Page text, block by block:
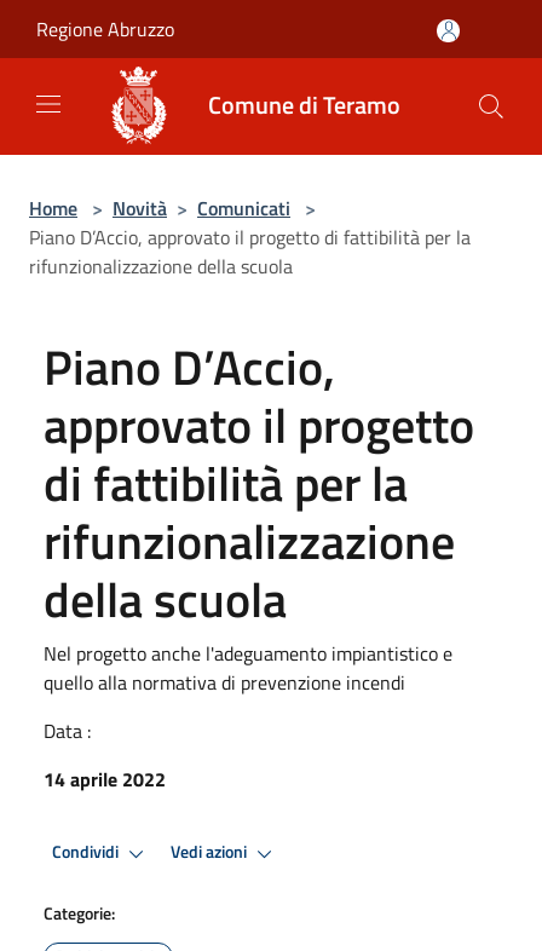
Regione Abruzzo
Comune di Teramo
Home > Novità > Comunicati >
Piano D’Accio, approvato il progetto di fattibilità per la
rifunzionalizzazione della scuola
Piano D’Accio,
approvato il progetto
di fattibilità per la
rifunzionalizzazione
della scuola
Nel progetto anche l'adeguamento impiantistico e
quello alla normativa di prevenzione incendi
Data :
14 aprile 2022
Condividi Vedi azioni
Categorie: